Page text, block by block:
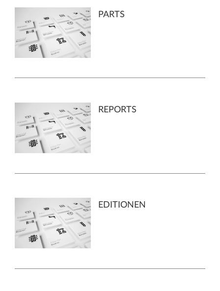
PARTS
REPORTS
EDITIONEN